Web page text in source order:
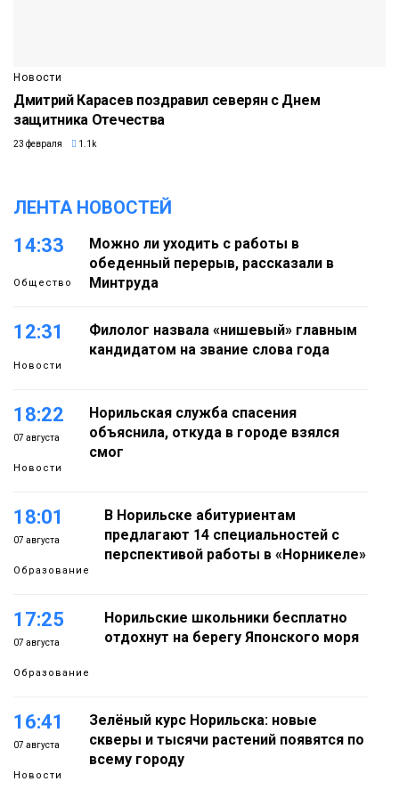
Новости
Дмитрий Карасев поздравил северян с Днем
защитника Отечества
23 февраля 1.1k
ЛЕНТА НОВОСТЕЙ
14:33
Общество
Можно ли уходить с работы в
обеденный перерыв, рассказали в
Минтруда
12:31
Новости
Филолог назвала «нишевый» главным
кандидатом на звание слова года
18:22
07 августа
Новости
Норильская служба спасения
объяснила, откуда в городе взялся
смог
18:01
07 августа
Образование
В Норильске абитуриентам
предлагают 14 специальностей с
перспективой работы в «Норникеле»
17:25
07 августа
Образование
Норильские школьники бесплатно
отдохнут на берегу Японского моря
16:41
07 августа
Новости
Зелёный курс Норильска: новые
скверы и тысячи растений появятся по
всему городу